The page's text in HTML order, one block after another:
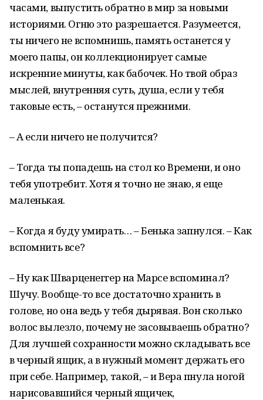
часами, выпустить обратно в мир за новыми
историями. Огню это разрешается. Разумеется,
ты ничего не вспомнишь, память останется у
моего папы, он коллекционирует самые
искренние минуты, как бабочек. Но твой образ
мыслей, внутренняя суть, душа, если у тебя
таковые есть, – останутся прежними.
– А если ничего не получится?
– Тогда ты попадешь на стол ко Времени, и оно
тебя употребит. Хотя я точно не знаю, я еще
маленькая.
– Когда я буду умирать… – Бенька запнулся. – Как
вспомнить все?
– Ну как Шварценеггер на Марсе вспоминал?
Шучу. Вообще-то все достаточно хранить в
голове, но она ведь у тебя дырявая. Вон сколько
волос вылезло, почему не засовываешь обратно?
Для лучшей сохранности можно складывать все
в черный ящик, а в нужный момент держать его
при себе. Например, такой, – и Вера пнула ногой
нарисовавшийся черный ящичек,